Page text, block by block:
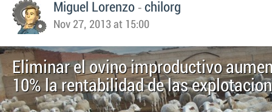
Miguel Lorenzo - chilorg
Nov 27, 2013 at 15:00
Eliminar el ovino improductivo
10% la rentabilidad de las